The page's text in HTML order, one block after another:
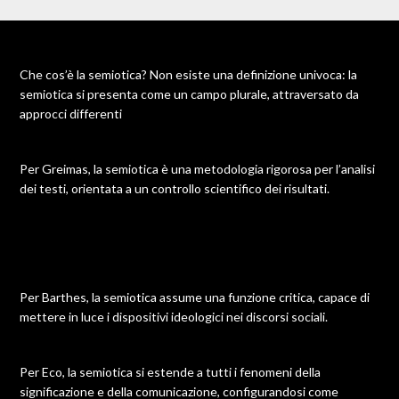
Che cos’è la semiotica? Non esiste una definizione univoca: la
semiotica si presenta come un campo plurale, attraversato da
approcci differenti
Per Greimas, la semiotica è una metodologia rigorosa per l’analisi
dei testi, orientata a un controllo scientifico dei risultati.
Per Barthes, la semiotica assume una funzione critica, capace di
mettere in luce i dispositivi ideologici nei discorsi sociali.
Per Eco, la semiotica si estende a tutti i fenomeni della
significazione e della comunicazione, configurandosi come